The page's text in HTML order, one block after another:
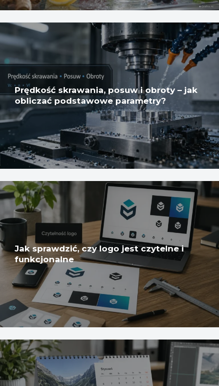
Prędkość skrawania, posuw i obroty – jak
obliczać podstawowe parametry?
Jak sprawdzić, czy logo jest czytelne i
funkcjonalne